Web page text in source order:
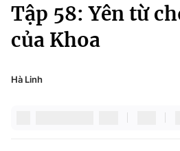
Chính trị
Xã hội
Pháp luật
Truyền hình
Văn hóa - Giải trí
Tập 58: Yên từ
của Khoa
Hà Linh